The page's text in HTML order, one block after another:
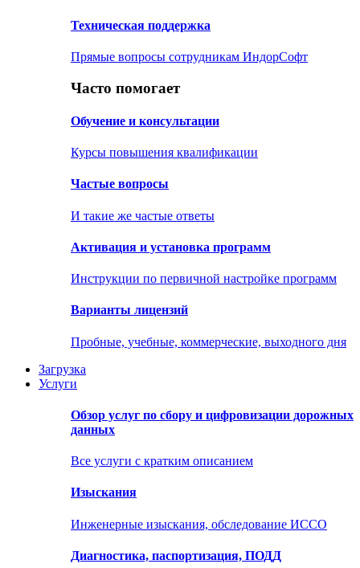
Техническая поддержка
Прямые вопросы сотрудникам ИндорСофт
Часто помогает
Обучение и консультации
Курсы повышения квалификации
Частые вопросы
И такие же частые ответы
Активация и установка программ
Инструкции по первичной настройке программ
Варианты лицензий
Пробные, учебные, коммерческие, выходного дня
Загрузка
Услуги
Обзор услуг по сбору и цифровизации дорожных
данных
Все услуги с кратким описанием
Изыскания
Инженерные изыскания, обследование ИССО
Диагностика, паспортизация, ПОДД